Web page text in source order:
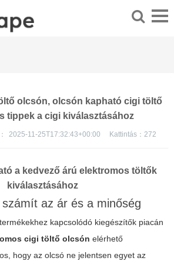
olcsón, olcsón kapható cigi töltő
tippek a cigi kiválasztásához
2025-11-25T17:32:43+00:00 Kattintás： 272
a kedvező árú elektromos töltők
kiválasztásához
az ár és a minőség
kapcsolódó kiegészítők piacán
cigi töltő olcsón elérhető
hogy az olcsó ne jelentsen egyet az